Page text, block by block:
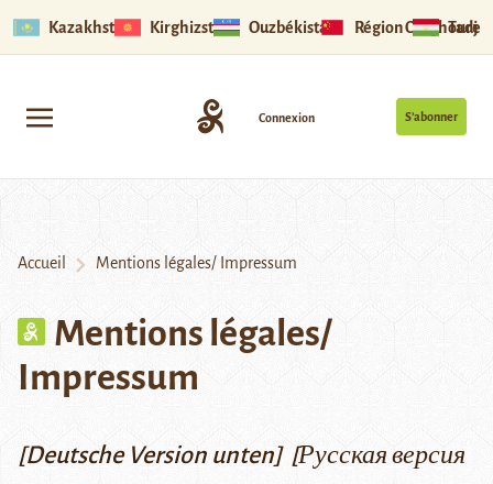
Kazakhstan Kirghizstan Ouzbékistan Région Ouïghoure
S’abonner
Connexion
Accueil Mentions légales/ Impressum
Mentions légales/
Impressum
[Deutsche Version unten] [Русская версия